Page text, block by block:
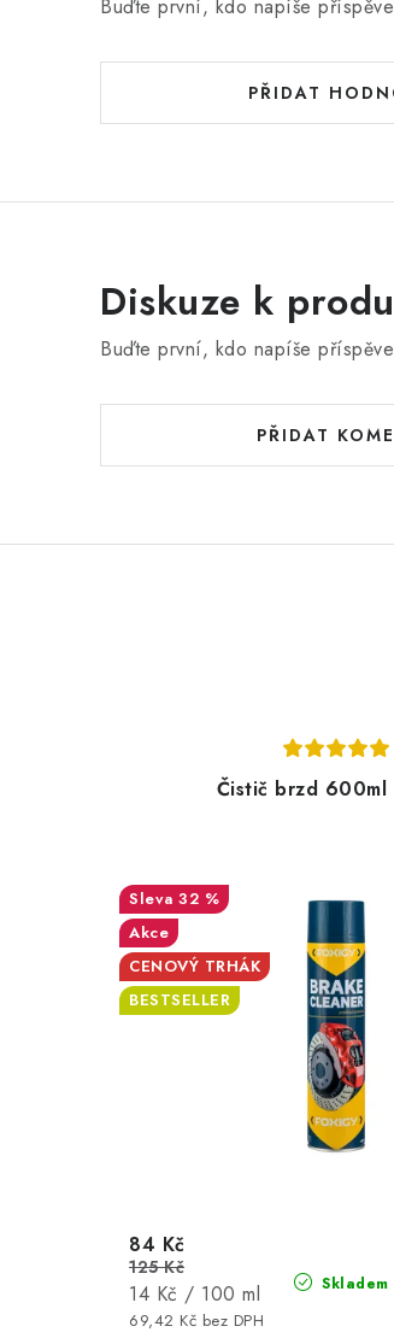
Buďte první, kdo napíše
PŘIDAT
Diskuze k
Buďte první, kdo napíše
PŘIDAT
Čistič brzd 600ml
32 %
Akce
CENOVÝ TRHÁK
BESTSELLER
Skladem
69,42 Kč bez DPH
84 Kč
125 Kč
Měrná
cena:
14 Kč / 100 ml